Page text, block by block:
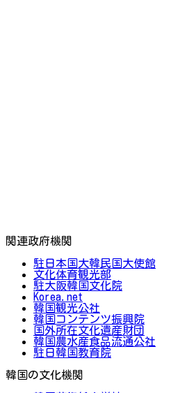
関連政府機関
駐日本国大韓民国大使館
文化体育観光部
駐大阪韓国文化院
Korea.net
韓国観光公社
韓国コンテンツ振興院
国外所在文化遺産財団
韓国農水産食品流通公社
駐日韓国教育院
韓国の文化機関